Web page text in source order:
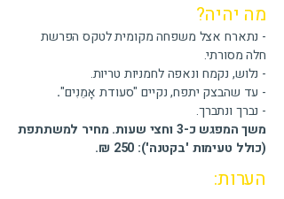
מה יהיה?
- נתארח אצל משפחה מקומית לטקס הפרשת
חלה מסורתי.
- נלוש, נקמח ונאפה לחמניות טריות.
- עד שהבצק יתפח, נקיים "סעודת אָמֵנִים".
- נברך ונתברך.
משך המפגש כ-3 וחצי שעות. מחיר למשתתפת
(כולל טעימות 'בקטנה'): 250 ₪.
הערות: